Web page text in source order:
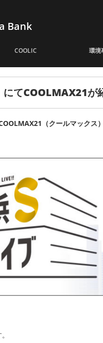
Bank
COOLIC 環境
てCOOLMAX21が
（クールマックス